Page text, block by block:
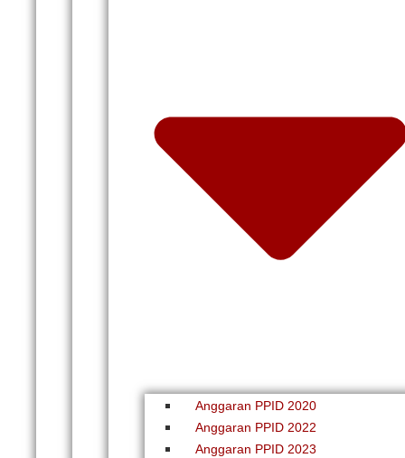
Anggaran PPID 2020
Anggaran PPID 2022
Anggaran PPID 2023